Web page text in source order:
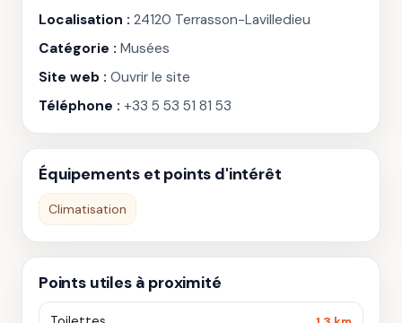
Localisation : 24120 Terrasson-Lavilledieu
Catégorie : Musées
Site web : Ouvrir le site
Téléphone : +33 5 53 51 81 53
Équipements et points d'intérêt
Climatisation
Points utiles à proximité